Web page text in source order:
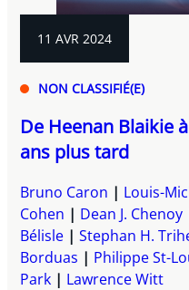
11 AVR 2024
NON CLASSIFIÉ(E)
De Heenan Blaikie
ans plus tard
Bruno Caron Louis-
Cohen
Dean J. Chenoy
Bélisle
Stephan H.
Borduas
Philippe St-
Park
Lawrence Witt